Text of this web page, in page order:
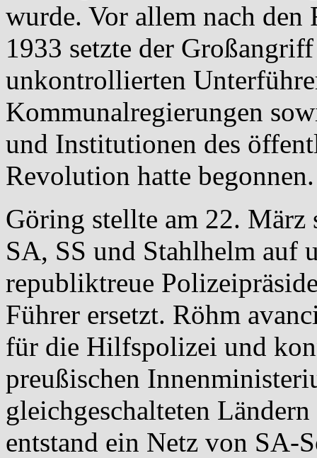
wurde. Vor allem nach den
1933 setzte der
unkontrollierten
Kommunalregierungen
und Institutionen des
Revolution hatte begonnen.
Göring stellte am 22. März
SA, SS und Stahlhelm auf
republiktreue
Führer ersetzt. Röhm
für die Hilfspolizei und
preußischen
gleichgeschalteten
entstand ein Netz von SA-